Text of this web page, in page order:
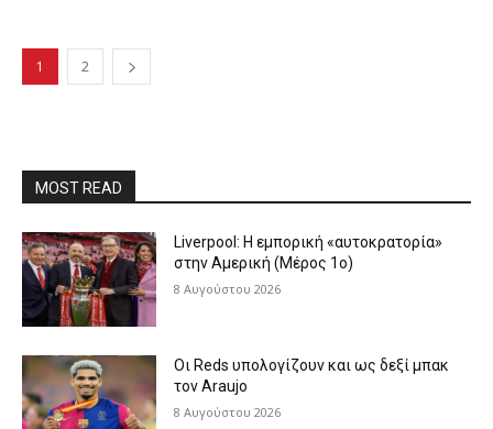
1 2
MOST READ
Liverpool: Η εμπορική «αυτοκρατορία»
στην Αμερική (Μέρος 1ο)
8 Αυγούστου 2026
Οι Reds υπολογίζουν και ως δεξί μπακ
τον Araujo
8 Αυγούστου 2026